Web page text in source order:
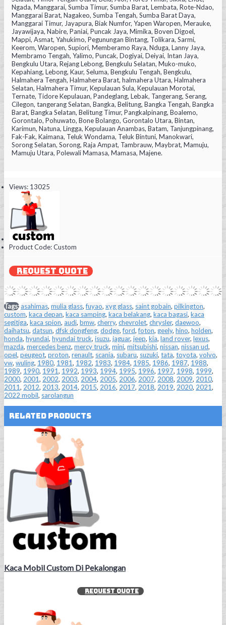
Ngada, Manggarai, Sumba Timur, Sumba Barat, Lembata, Rote-Ndao,
Manggarai Barat, Nagakeo, Sumba Tengah, Sumba Barat Daya,
Manggarai Timur, Jayapura, Biak Numfor, Yapen Waropen, Merauke,
Jayawijaya, Nabire, Paniai, Puncak Jaya, Mimika, Boven Digoel,
Mappi, Asmat, Yahukimo, Pegunungan Bintang, Tolikara, Sarmi,
Keerom, Waropen, Supiori, Memberamo Raya, Nduga, Lanny Jaya,
Membramo Tengah, Yalimo, Puncak, Dogiyai, Deiyai, Intan Jaya,
Bengkulu Utara, Rejang Lebong, Bengkulu Selatan, Muko-muko,
Kepahiang, Lebong, Kaur, Seluma, Bengkulu Tengah, Bengkulu,
Halmahera Tengah, Halmahera Barat, halmahera Utara, Halmahera
Selatan, Halmahera Timur, Kepulauan Sula, Kepulauan Morotai,
Ternate, Tidore Kepulauan, Pandeglang, Lebak, Tangerang, Serang,
Cilegon, tangerang Selatan, Bangka, Belitung, Bangka Tengah, Bangka
Barat, Bangka Selatan, Belitung Timur, Pangkalpinang, Boalemo,
Gorontalo, Pohuwato, Bone Bolango, Gorontalo Utara, Bintan,
Karimun, Natuna, Lingga, Kepulauan Anambas, Batam, Tanjungpinang,
Fak-Fak, Kaimana, Teluk Wondama, Teluk Bintuni, Manokwari,
Sorong Selatan, Sorong, Raja Ampat, Tambrauw, Maybrat, Mamuju,
Mamuju Utara, Polewali Mamasa, Mamasa, Majene.
Views: 13025
Product Code:Custom
REQUEST QUOTE
Tags:asahimas, mulia glass,fuyao, xyg glass, saint gobain, pilkington,
custom, kaca depan, kaca samping, kaca belakang, kaca bagasi, kaca
segitiga, kaca spion, audi, bmw, cherry, chevrolet, chrysler, daewoo,
daihatsu, datsun, dfsk dongfeng, dodge,ford,foton, geely, hino, holden,
honda, hyundai, hyundai truck, isuzu, jaguar, jeep, kia, land rover, lexus,
mazda, mercedes benz, mercy truck, mini, mitsubishi, nissan, nissan ud,
opel, peugeot, proton, renault, scania, subaru, suzuki, tata, toyota, volvo,
vw, wuling, 1980, 1981, 1982, 1983, 1984, 1985, 1986, 1987, 1988,
1989, 1990, 1991, 1992, 1993, 1994, 1995, 1996, 1997, 1998, 1999,
2000, 2001, 2002, 2003, 2004, 2005, 2006, 2007, 2008, 2009, 2010,
2011, 2012, 2013, 2014, 2015, 2016, 2017, 2018, 2019, 2020, 2021,
2022 mobil, sarolangun
Related Products
Kaca Mobil Custom Di Pekalongan
REQUEST QUOTE